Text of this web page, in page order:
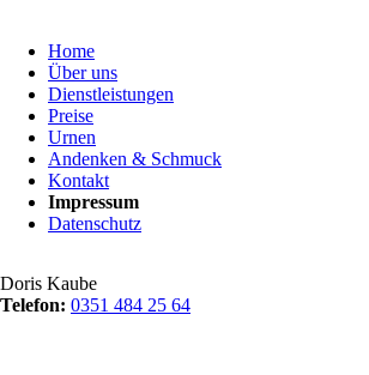
überspringen
Home
Über uns
Dienstleistungen
Preise
Urnen
Andenken & Schmuck
Kontakt
Impressum
Datenschutz
Doris Kaube
Telefon: 0351 484 25 64